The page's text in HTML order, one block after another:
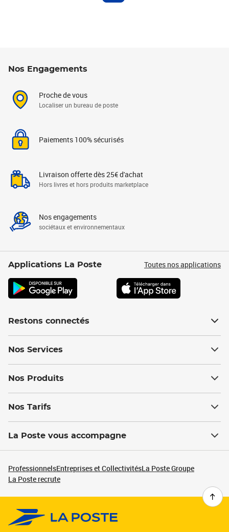
Nos Engagements
Proche de vous
Localiser un bureau de poste
Paiements 100% sécurisés
Livraison offerte dès 25€ d'achat
Hors livres et hors produits marketplace
Nos engagements
sociétaux et environnementaux
Applications La Poste Toutes nos applications
Restons connectés
Nos Services
Nos Produits
Nos Tarifs
La Poste vous accompagne
ProfessionnelsEntreprises et CollectivitésLa Poste Groupe
La Poste recrute